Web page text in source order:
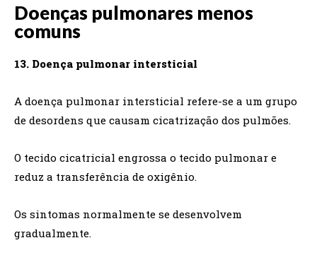
Doenças pulmonares menos
comuns
13. Doença pulmonar intersticial
A doença pulmonar intersticial refere-se a um grupo
de desordens que causam cicatrização dos pulmões.
O tecido cicatricial engrossa o tecido pulmonar e
reduz a transferência de oxigênio.
Os sintomas normalmente se desenvolvem
gradualmente.